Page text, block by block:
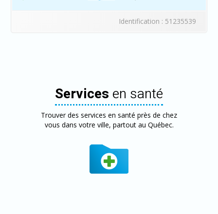
Identification : 51235539
Services en santé
Trouver des services en santé près de chez
vous dans votre ville, partout au Québec.